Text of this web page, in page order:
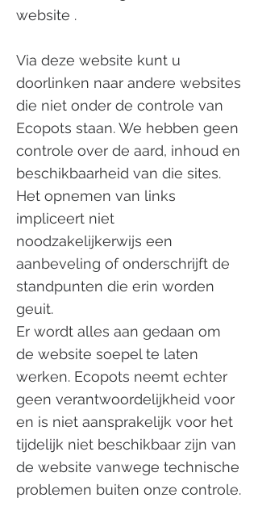
website .
Via deze website kunt u
doorlinken naar andere websites
die niet onder de controle van
Ecopots staan. We hebben geen
controle over de aard, inhoud en
beschikbaarheid van die sites.
Het opnemen van links
impliceert niet
noodzakelijkerwijs een
aanbeveling of onderschrijft de
standpunten die erin worden
geuit.
Er wordt alles aan gedaan om
de website soepel te laten
werken. Ecopots neemt echter
geen verantwoordelijkheid voor
en is niet aansprakelijk voor het
tijdelijk niet beschikbaar zijn van
de website vanwege technische
problemen buiten onze controle.